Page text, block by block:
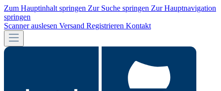
Zum Hauptinhalt springen Zur Suche springen Zur Hauptnavigation
springen
Scanner auslesen Versand Registrieren Kontakt